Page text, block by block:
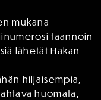
mukana
taannoin
lähetät Hakan
hiljaisempia,
huomata,